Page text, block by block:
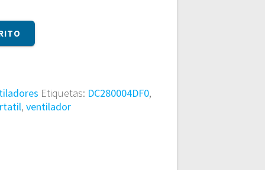
Etiquetas: DC280004DF0,
, ventilador